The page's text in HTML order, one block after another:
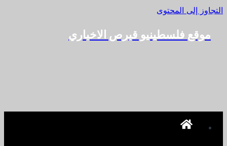
التجاوز إلى المحتوى
موقع فلسطينيو قبرص الاخباري